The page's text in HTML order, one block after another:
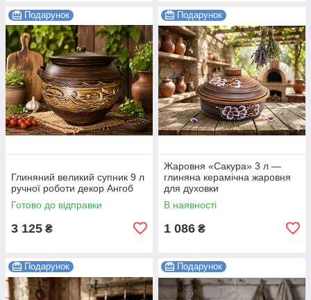
Подарунок
Глиняний великий супник 9 л
ручної роботи декор Ангоб
Готово до відправки
3 125 ₴
Подарунок
Жаровня «Сакура» 3 л —
глиняна керамічна жаровня
для духовки
В наявності
1 086 ₴
Подарунок Подарунок